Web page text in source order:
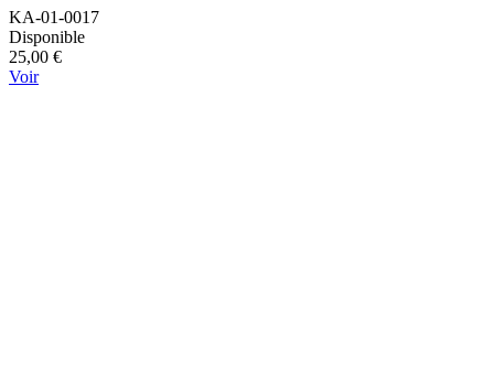
KA-01-0017
Disponible
25,00 €
Voir